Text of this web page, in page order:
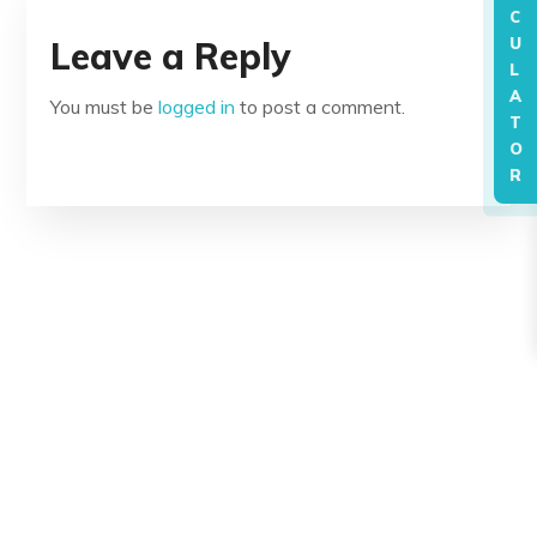
Leave a Reply
You must belogged in to post a comment.
C
U
L
A
T
O
R